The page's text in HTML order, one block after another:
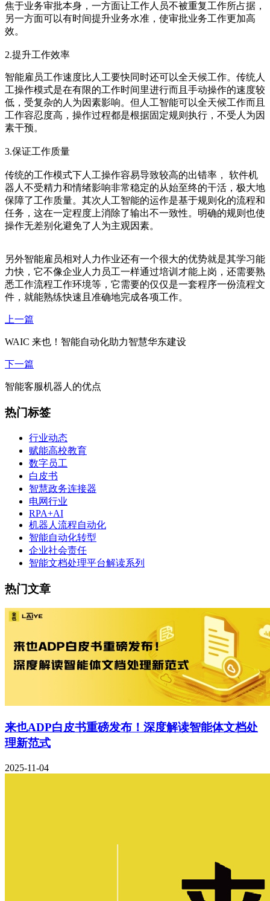
焦于业务审批本身，一方面让工作人员不被重复工作所占据，
另一方面可以有时间提升业务水准，使审批业务工作更加高
效。
2.提升工作效率
智能雇员‍工作速度比人工要快同时还可以全天候工作。传统人
工操作模式是在有限的工作时间里进行而且手动操作的速度较
低，受复杂的人为因素影响。但人工智能可以全天候工作而且
工作容忍度高，操作过程都是根据固定规则执行，不受人为因
素干预。
3.保证工作质量
传统的工作模式下人工操作容易导致较高的出错率， 软件机
器人不受精力和情绪影响非常稳定的从始至终的干活，极大地
保障了工作质量。其次人工智能的运作是基于规则化的流程和
任务，这在一定程度上消除了输出不一致性。明确的规则也使
操作无差别化避免了人为主观因素。
另外智能雇员‍相对人力作业还有一个很大的优势就是其学习能
力快，它不像企业人力员工一样通过培训才能上岗，还需要熟
悉工作流程工作环境等，它需要的仅仅是一套程序一份流程文
件，就能熟练快速且准确地完成各项工作。
上一篇
WAIC 来也！智能自动化助力智慧华东建设
下一篇
智能客服机器人的优点
热门标签
行业动态
赋能高校教育
数字员工
白皮书
智慧政务连接器
电网行业
RPA+AI
机器人流程自动化
智能自动化转型
企业社会责任
智能文档处理平台解读系列
热门文章
来也ADP白皮书重磅发布！深度解读智能体文档处
理新范式
2025-11-04